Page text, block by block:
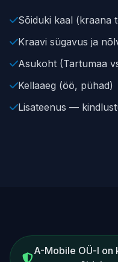
Sõiduki kaal (kraana
Kraavi sügavus ja
Asukoht (Tartumaa
Kellaaeg (öö, pühad)
Lisateenus —
A-Mobile OÜ-l on